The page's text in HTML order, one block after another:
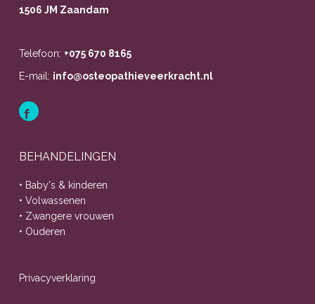
1506 JM Zaandam
Telefoon: +075 670 8165
E-mail: info@osteopathieveerkracht.nl
BEHANDELINGEN
• Baby's & kinderen
• Volwassenen
• Zwangere vrouwen
• Ouderen
Privacyverklaring